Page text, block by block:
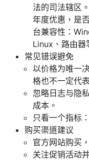
法的司法辖区
年度优惠，是
台兼容性：
Linux、路由器
常见错误避免
以价格为唯一
格也不一定代
忽略日志与隐
成本。
只看一个指标
购买渠道建议
官方网站购买
关注促销活动